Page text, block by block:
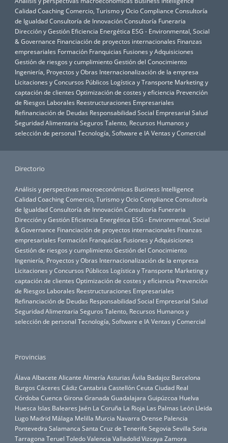
CalidadCoachingComercio, Turismo y OcioCompliance Consultoría
de IgualdadConsultoría de InnovaciónConsultoría Funeraria
Dirección y Gestión Eficiencia Energética ESG - Environmental, Social
& Governance Financiación de proyectos internacionales Finanzas
empresariales Formación Franquicias Fusiones y Adquisiciones
Gestión de riesgos y cumplimientoGestión del Conocimiento
Ingeniería, Proyectos y Obras Internacionalización de la empresa
Licitaciones y Concursos Públicos Logística y Transporte Marketing y
captación de clientes Optimización de costes y eficiencia Prevención
de Riesgos Laborales Reestructuraciones Empresariales
Refinanciación de Deudas Responsabilidad Social Empresarial Salud
Seguridad Alimentaria Seguros Talento, Recursos Humanos y
selección de personal Tecnología, Software e IA Ventas y Comercial
Directorio
Análisis y perspectivas macroeconómicas Business Intelligence
CalidadCoachingComercio, Turismo y OcioCompliance Consultoría
de IgualdadConsultoría de InnovaciónConsultoría Funeraria
Dirección y Gestión Eficiencia Energética ESG - Environmental, Social
& Governance Financiación de proyectos internacionales Finanzas
empresariales Formación Franquicias Fusiones y Adquisiciones
Gestión de riesgos y cumplimientoGestión del Conocimiento
Ingeniería, Proyectos y Obras Internacionalización de la empresa
Licitaciones y Concursos Públicos Logística y Transporte Marketing y
captación de clientes Optimización de costes y eficiencia Prevención
de Riesgos Laborales Reestructuraciones Empresariales
Refinanciación de Deudas Responsabilidad Social Empresarial Salud
Seguridad Alimentaria Seguros Talento, Recursos Humanos y
selección de personal Tecnología, Software e IA Ventas y Comercial
Provincias
Álava Albacete Alicante Almería Asturias Ávila Badajoz Barcelona
Burgos Cáceres Cádiz Cantabria CastellónCeuta Ciudad Real
Córdoba Cuenca Girona Granada Guadalajara Guipúzcoa Huelva
Huesca Islas Baleares Jaén La Coruña La Rioja Las Palmas León Lleida
Lugo Madrid Málaga Melilla Murcia Navarra Orense Palencia
Pontevedra Salamanca Santa Cruz de Tenerife Segovia Sevilla Soria
Tarragona Teruel ToledoValencia ValladolidVizcaya Zamora